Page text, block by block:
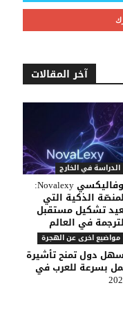
آخر المقالات
الدراسة في الخارج
نوفاليكسي Novalexy:
الذكية التي
تشكيل مستقبل
في العالم
مواضيع اخرى عن الهجرة
دول تمنح تأشيرة
بسرعة للعرب في